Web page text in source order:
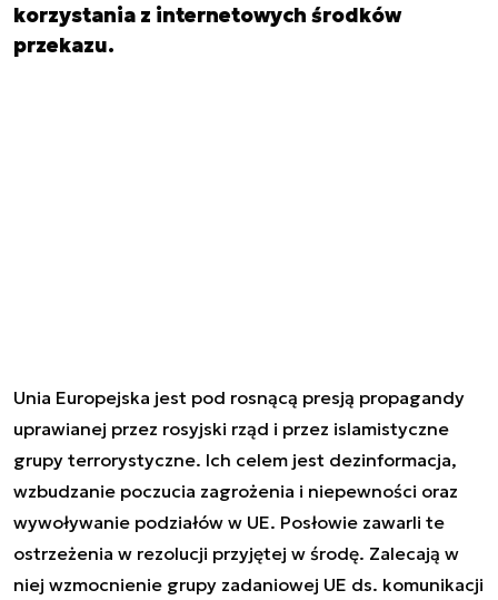
korzystania z internetowych środków
przekazu.
Unia Europejska jest pod rosnącą presją propagandy
uprawianej przez rosyjski rząd i przez islamistyczne
grupy terrorystyczne. Ich celem jest dezinformacja,
wzbudzanie poczucia zagrożenia i niepewności oraz
wywoływanie podziałów w UE. Posłowie zawarli te
ostrzeżenia w rezolucji przyjętej w środę. Zalecają w
niej wzmocnienie grupy zadaniowej UE ds. komunikacji